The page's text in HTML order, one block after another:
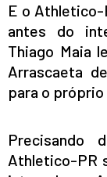
E o Athletico-
antes do
Thiago Maia
Arrascaeta
para o próprio
Precisando
Athletico-PR